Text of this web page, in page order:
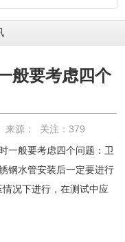
般要考虑四个
源： 关注： 379
时一般要考虑四个问题：卫
钢水管安装后一定要进行
况下进行，在测试中应